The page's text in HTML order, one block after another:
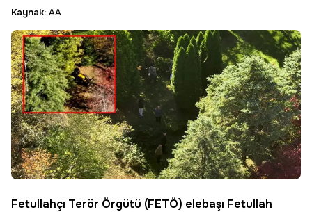
Kaynak: AA
Fetullahçı Terör Örgütü (FETÖ) elebaşı Fetullah